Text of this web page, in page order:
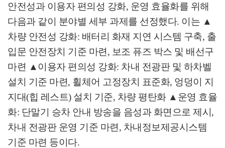
안전성과 이용자 편의성 강화, 운영 효율화를 위해
다음과 같이 분야별 세부 과제를 선정했다. 이는 ▲
차량 안전성 강화: 배터리 화재 지연 시스템 구축, 출
입문 안전장치 기준 마련, 보조 퓨즈 박스 및 배선구
마련 ▲ 이용자 편의성 강화: 차내 전광판 및 하차벨
설치 기준 마련, 휠체어 고정장치 표준화, 엉덩이 지
지대(힙 레스트) 설치 기준, 차량 평탄화 ▲ 운영 효율
화: 단말기 승차 안내 방송을 음성과 화면으로 제시,
차내 전광판 운영 기준 마련, 차내정보제공시스템
기준 마련 등이다.